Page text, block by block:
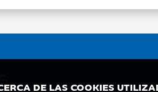
DE LAS COOKIES